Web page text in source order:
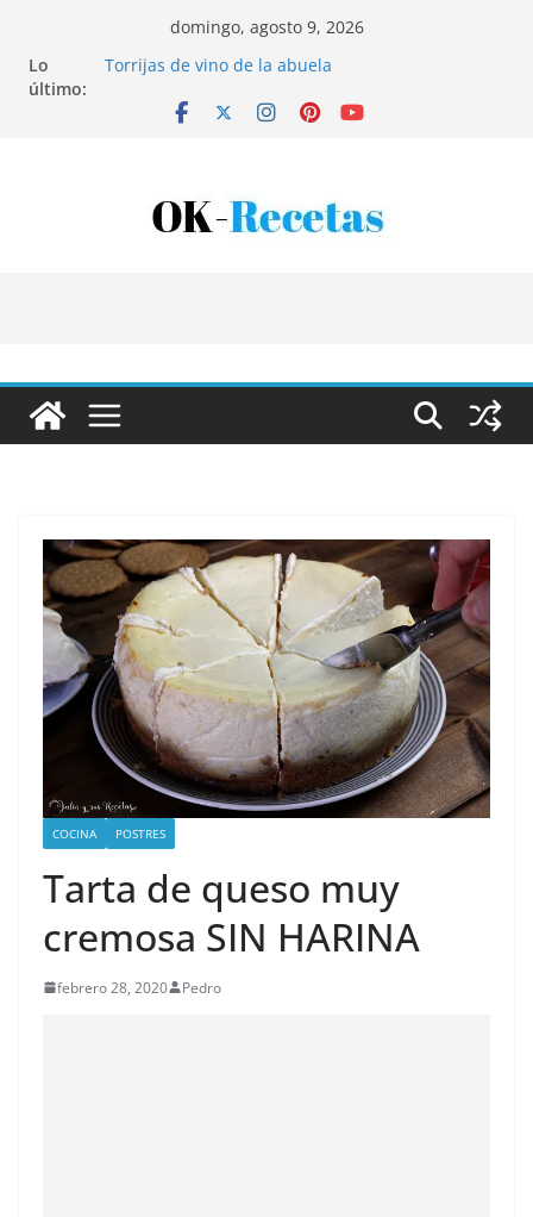
contenido
domingo, agosto 9, 2026
Lo
último:
Torrijas de vino de la abuela
Bandeja de pescaíto frito
COCINA POSTRES
Tarta de queso muy
cremosa SIN HARINA
febrero 28, 2020 Pedro